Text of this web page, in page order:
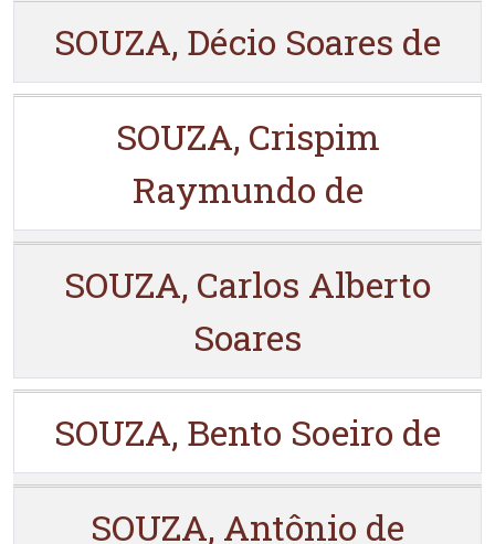
SOUZA, Décio Soares de
SOUZA, Crispim
Raymundo de
SOUZA, Carlos Alberto
Soares
SOUZA, Bento Soeiro de
SOUZA, Antônio de